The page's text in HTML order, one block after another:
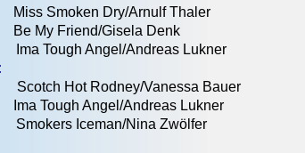
Smoken Dry/Arnulf Thaler
My Friend/Gisela Denk
Tough Angel/Andreas Lukner
Scotch Hot Rodney/Vanessa Bauer
Tough Angel/Andreas Lukner
Smokers Iceman/Nina Zwölfer